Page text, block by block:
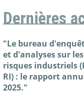
Dernières
"Le bureau
et d'analyses sur les
risques industriels
RI) : le rapport
2025."